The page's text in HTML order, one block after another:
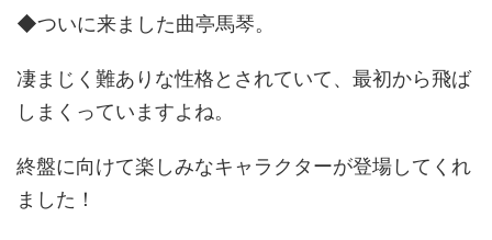
◆ついに来ました曲亭馬琴。
凄まじく難ありな性格とされていて、最初から飛ば
しまくっていますよね。
終盤に向けて楽しみなキャラクターが登場してくれ
ました！